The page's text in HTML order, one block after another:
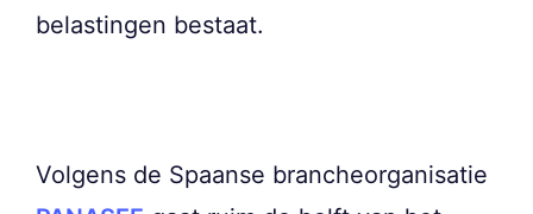
belastingen bestaat.
Volgens de Spaanse brancheorganisatie